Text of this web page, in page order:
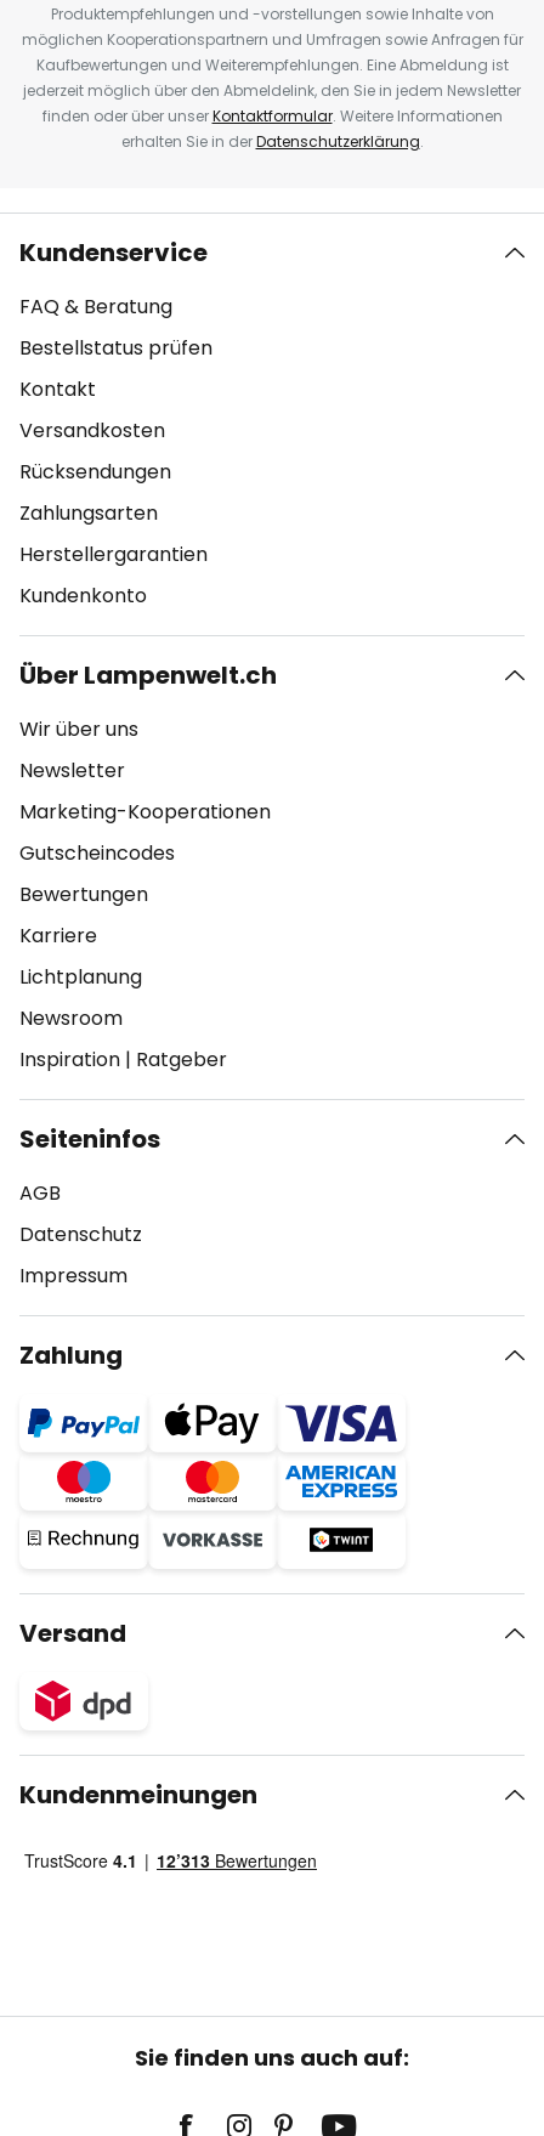
Produktempfehlungen und -vorstellungen sowie Inhalte von
möglichen Kooperationspartnern und Umfragen sowie Anfragen für
Kaufbewertungen und Weiterempfehlungen. Eine Abmeldung ist
jederzeit möglich über den Abmeldelink, den Sie in jedem Newsletter
finden oder über unserKontaktformular. Weitere Informationen
erhalten Sie in derDatenschutzerklärung.
Kundenservice
FAQ & Beratung
Bestellstatus prüfen
Kontakt
Versandkosten
Rücksendungen
Zahlungsarten
Herstellergarantien
Kundenkonto
Über Lampenwelt.ch
Wir über uns
Newsletter
Marketing-Kooperationen
Gutscheincodes
Bewertungen
Karriere
Lichtplanung
Newsroom
Inspiration | Ratgeber
Seiteninfos
AGB
Datenschutz
Impressum
Zahlung
Versand
Kundenmeinungen
Sie finden uns auch auf: